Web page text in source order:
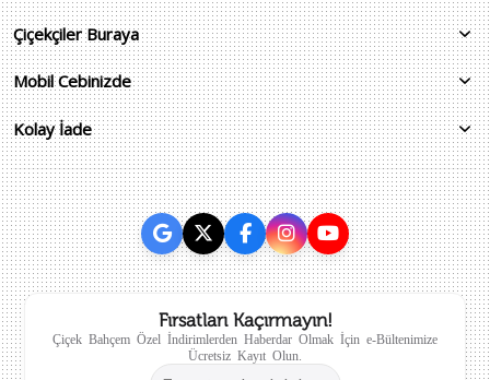
Çiçekçiler Buraya
Mobil Cebinizde
Kolay İade
Fırsatları Kaçırmayın!
Çiçek Bahçem Özel İndirimlerden Haberdar Olmak İçin e-Bültenimize
Ücretsiz Kayıt Olun.